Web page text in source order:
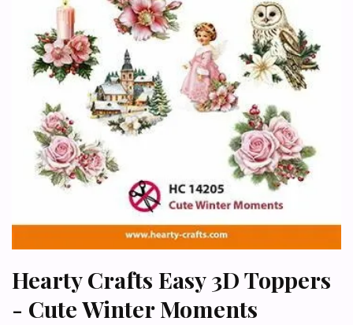
Hearty Crafts Easy 3D Toppers
- Cute Winter Moments